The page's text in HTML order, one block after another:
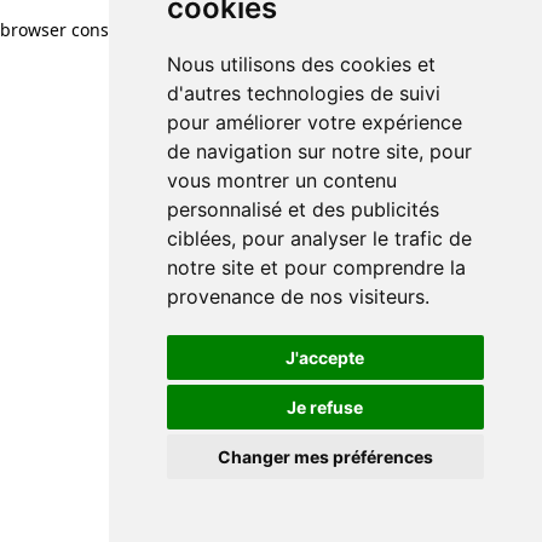
cookies
Nous utilisons des cookies et
d'autres technologies de suivi
pour améliorer votre expérience
de navigation sur notre site, pour
vous montrer un contenu
personnalisé et des publicités
ciblées, pour analyser le trafic de
notre site et pour comprendre la
provenance de nos visiteurs.
J'accepte
Je refuse
Changer mes préférences
browser console for more information)